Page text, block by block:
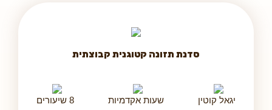
סדנת תזונה קטוגנית קבוצתית
יגאל קוטין שעות אקדמיות 8 שיעורים